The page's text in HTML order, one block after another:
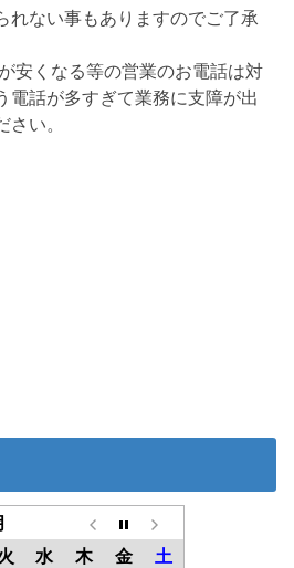
れない事もありますのでご了承
安くなる等の営業のお電話は対
電話が多すぎて業務に支障が出
い。
水 木 金
土